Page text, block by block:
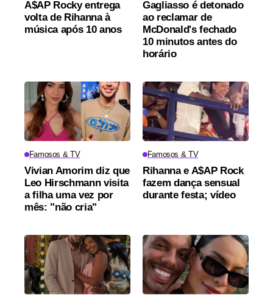
A$AP Rocky entrega
volta de Rihanna à
música após 10 anos
Gagliasso é detonado
ao reclamar de
McDonald's fechado
10 minutos antes do
horário
Famosos & TV
Vivian Amorim diz que
Leo Hirschmann visita
a filha uma vez por
mês: "não cria"
Famosos & TV
Rihanna e A$AP Rock
fazem dança sensual
durante festa; vídeo